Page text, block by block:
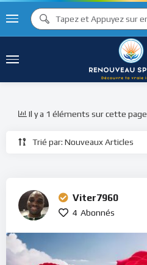
Trié par: Nouveaux Articles
Il y a 1 éléments sur cette page
Viter7960
4 Abonnés